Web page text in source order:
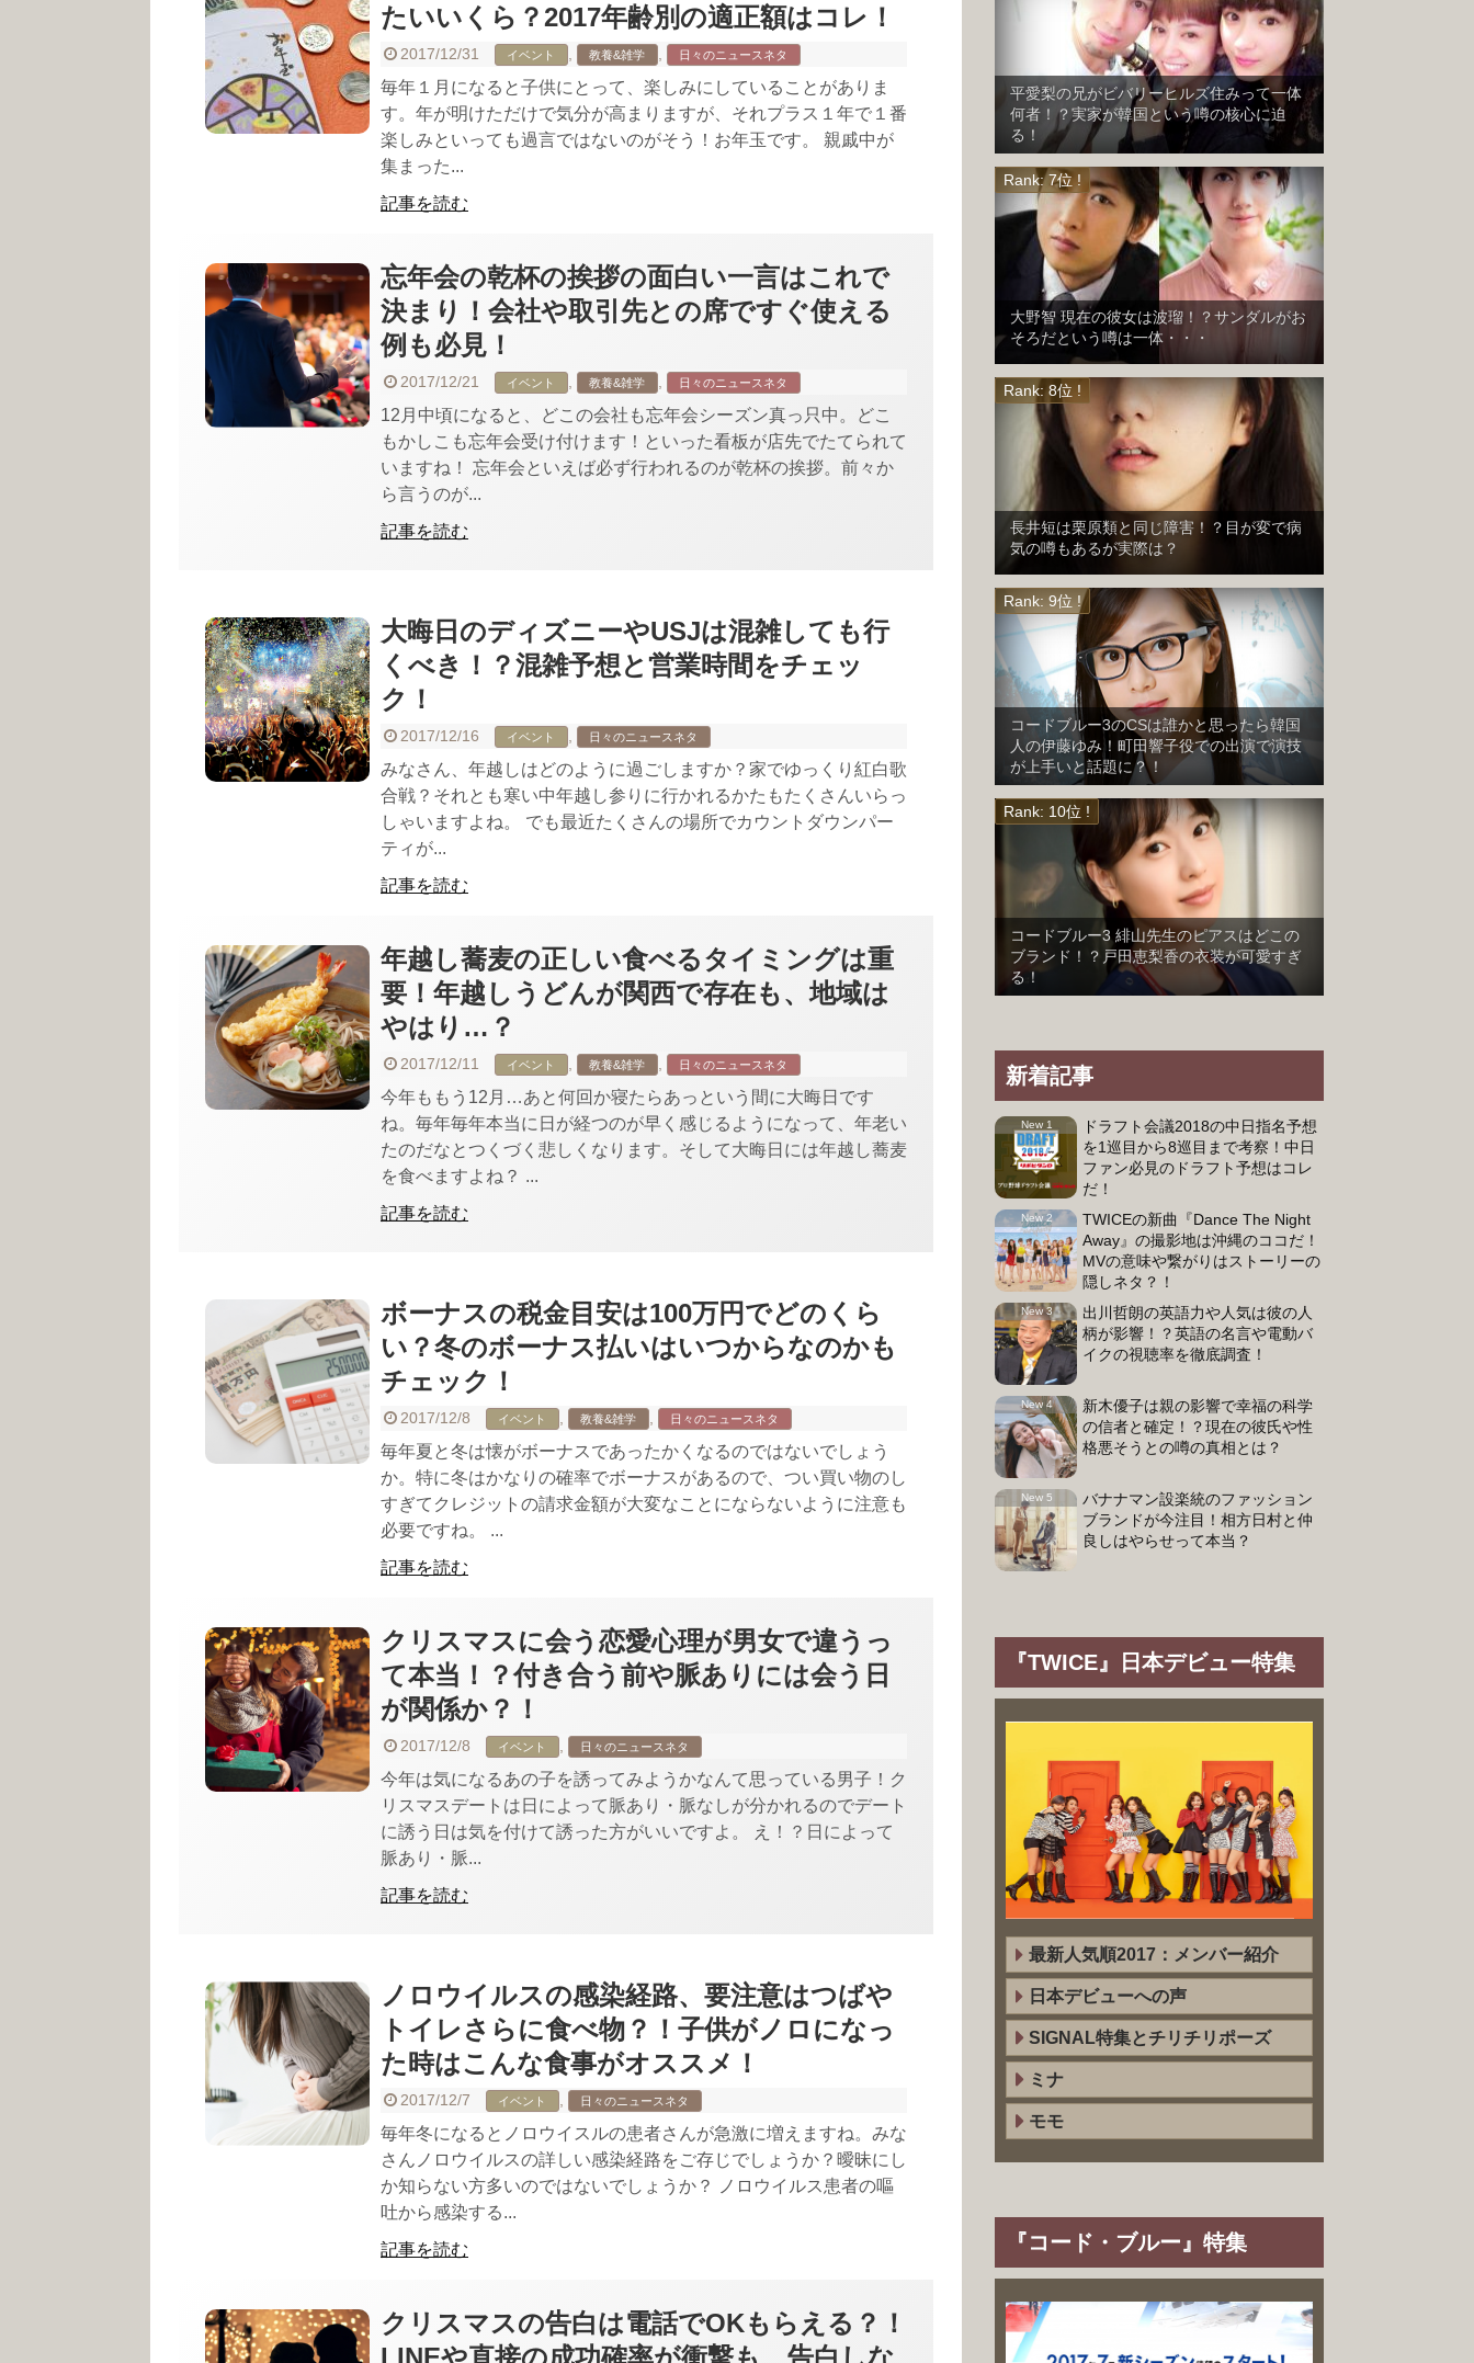
たいいくら？2017年齢別の適正額はコレ！
2017/12/31 イベント , 教養&雑学 , 日々のニュースネタ
毎年１月になると子供にとって、楽しみにしていることがありま
す。年が明けただけで気分が高まりますが、それプラス１年で１番
楽しみといっても過言ではないのがそう！お年玉です。 親戚中が
集まった...
記事を読む
忘年会の乾杯の挨拶の面白い一言はこれで
決まり！会社や取引先との席ですぐ使える
例も必見！
2017/12/21 イベント , 教養&雑学 , 日々のニュースネタ
12月中頃になると、どこの会社も忘年会シーズン真っ只中。どこ
もかしこも忘年会受け付けます！といった看板が店先でたてられて
いますね！ 忘年会といえば必ず行われるのが乾杯の挨拶。前々か
ら言うのが...
記事を読む
大晦日のディズニーやUSJは混雑しても行
くべき！？混雑予想と営業時間をチェッ
ク！
2017/12/16 イベント , 日々のニュースネタ
みなさん、年越しはどのように過ごしますか？家でゆっくり紅白歌
合戦？それとも寒い中年越し参りに行かれるかたもたくさんいらっ
しゃいますよね。 でも最近たくさんの場所でカウントダウンパー
ティが...
記事を読む
年越し蕎麦の正しい食べるタイミングは重
要！年越しうどんが関西で存在も、地域は
やはり…？
2017/12/11 イベント , 教養&雑学 , 日々のニュースネタ
今年ももう12月…あと何回か寝たらあっという間に大晦日です
ね。毎年毎年本当に日が経つのが早く感じるようになって、年老い
たのだなとつくづく悲しくなります。そして大晦日には年越し蕎麦
を食べますよね？ ...
記事を読む
ボーナスの税金目安は100万円でどのくら
い？冬のボーナス払いはいつからなのかも
チェック！
2017/12/8 イベント , 教養&雑学 , 日々のニュースネタ
毎年夏と冬は懐がボーナスであったかくなるのではないでしょう
か。特に冬はかなりの確率でボーナスがあるので、つい買い物のし
すぎてクレジットの請求金額が大変なことにならないように注意も
必要ですね。 ...
記事を読む
クリスマスに会う恋愛心理が男女で違うっ
て本当！？付き合う前や脈ありには会う日
が関係か？！
2017/12/8 イベント , 日々のニュースネタ
今年は気になるあの子を誘ってみようかなんて思っている男子！ク
リスマスデートは日によって脈あり・脈なしが分かれるのでデート
に誘う日は気を付けて誘った方がいいですよ。 え！？日によって
脈あり・脈...
記事を読む
ノロウイルスの感染経路、要注意はつばや
トイレさらに食べ物？！子供がノロになっ
た時はこんな食事がオススメ！
2017/12/7 イベント , 日々のニュースネタ
毎年冬になるとノロウイスルの患者さんが急激に増えますね。みな
さんノロウイルスの詳しい感染経路をご存じでしょうか？曖昧にし
か知らない方多いのではないでしょうか？ ノロウイルス患者の嘔
吐から感染する...
記事を読む
クリスマスの告白は電話でOKもらえる？！
平愛梨の兄がビバリーヒルズ住みって一体
何者！？実家が韓国という噂の核心に迫
る！
大野智 現在の彼女は波瑠！？サンダルがお
そろだという噂は一体・・・
長井短は栗原類と同じ障害！？目が変で病
気の噂もあるが実際は？
コードブルー3のCSは誰かと思ったら韓国
人の伊藤ゆみ！町田響子役での出演で演技
が上手いと話題に？！
コードブルー3 緋山先生のピアスはどこの
ブランド！？戸田恵梨香の衣装が可愛すぎ
る！
新着記事
ドラフト会議2018の中日指名予想
を1巡目から8巡目まで考察！中日
ファン必見のドラフト予想はコレ
だ！
TWICEの新曲『Dance The Night
Away』の撮影地は沖縄のココだ！
MVの意味や繋がりはストーリーの
隠しネタ？！
出川哲朗の英語力や人気は彼の人
柄が影響！？英語の名言や電動バ
イクの視聴率を徹底調査！
新木優子は親の影響で幸福の科学
の信者と確定！？現在の彼氏や性
格悪そうとの噂の真相とは？
バナナマン設楽統のファッション
ブランドが今注目！相方日村と仲
良しはやらせって本当？
『TWICE』日本デビュー特集
最新人気順2017：メンバー紹介
日本デビューへの声
SIGNAL特集とチリチリポーズ
ミナ
モモ
『コード・ブルー』特集